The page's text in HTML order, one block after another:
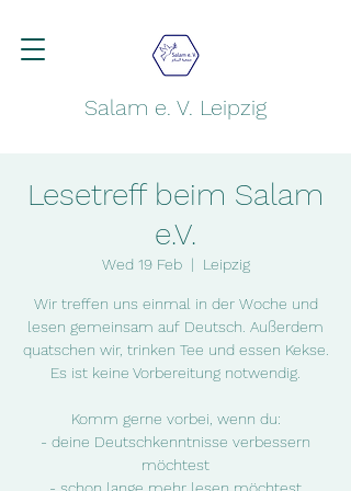
Salam e. V. Leipzig
Lesetreff beim Salam
e.V.
Wed 19 Feb
  |
Leipzig
Wir treffen uns einmal in der Woche und
lesen gemeinsam auf Deutsch. Außerdem
quatschen wir, trinken Tee und essen Kekse.
Es ist keine Vorbereitung notwendig.
Komm gerne vorbei, wenn du:
- deine Deutschkenntnisse verbessern
möchtest